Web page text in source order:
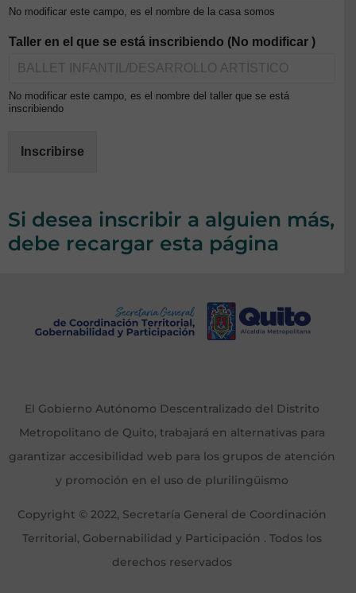
No modificar este campo, es el nombre de la casa somos
Taller en el que se está inscribiendo (No modificar )
No modificar este campo, es el nombre del taller que se está
inscribiendo
Inscribirse
Si desea inscribir a alguien más,
debe recargar esta página
El Gobierno Autónomo Descentralizado del Distrito
Metropolitano de Quito, trabajará en alternativas para
garantizar accesibilidad web para los grupos de atención
y promoción en el uso de plurilingüismo
Copyright © 2022, Secretaría General de Coordinación
Territorial, Gobernabilidad y Participación . Todos los
derechos reservados